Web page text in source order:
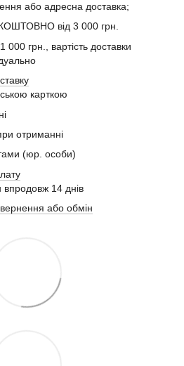
або адресна доставка;
від 3 000 грн.
грн., вартість доставки
карткою
отриманні
(юр. особи)
14 днів
або обмін